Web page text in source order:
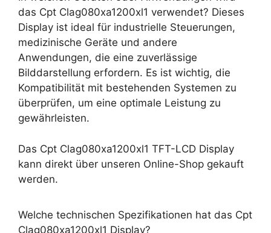
das Cpt Clag080xa1200xl1 verwendet? Dieses
Display ist ideal für industrielle Steuerungen,
medizinische Geräte und andere
Anwendungen, die eine zuverlässige
Bilddarstellung erfordern. Es ist wichtig, die
Kompatibilität mit bestehenden Systemen zu
überprüfen, um eine optimale Leistung zu
gewährleisten.
Das Cpt Clag080xa1200xl1 TFT-LCD Display
kann direkt über unseren Online-Shop gekauft
werden.
Welche technischen Spezifikationen hat das Cpt
Clag080xa1200xl1 Display?